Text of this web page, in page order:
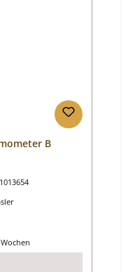
B
Preis: